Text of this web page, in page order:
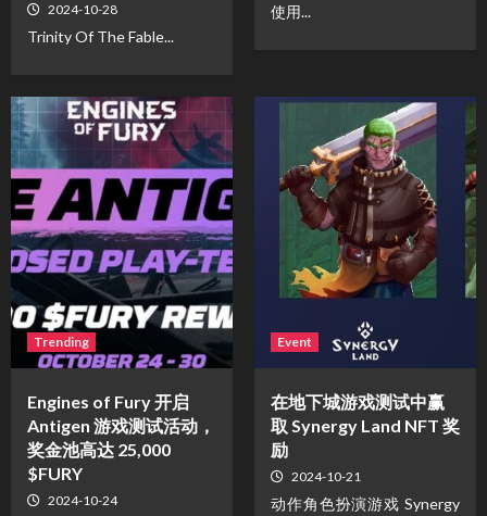
2024-10-28
Trinity Of The Fable...
使用...
Trending
Engines of Fury 开启
Antigen 游戏测试活动，
奖金池高达 25,000
$FURY
2024-10-24
Event
在地下城游戏测试中赢
取 Synergy Land NFT 奖
励
2024-10-21
动作角色扮演游戏 Synergy